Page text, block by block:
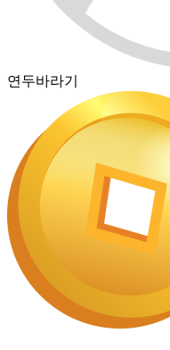
연두바라기